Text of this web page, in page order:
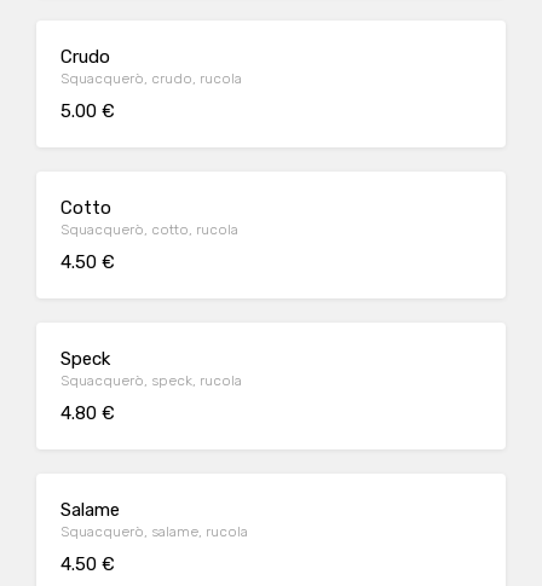
Crudo
Squacquerò, crudo, rucola
5.00 €
Cotto
Squacquerò, cotto, rucola
4.50 €
Speck
Squacquerò, speck, rucola
4.80 €
Salame
Squacquerò, salame, rucola
4.50 €